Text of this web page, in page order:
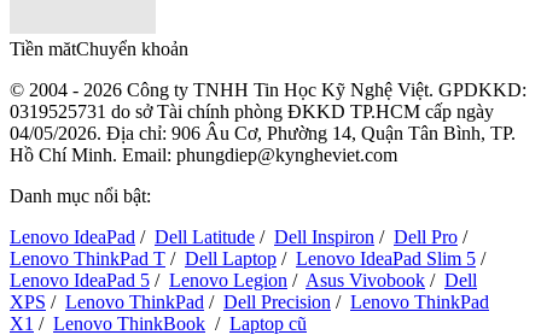
Tiền mătChuyển khoản
© 2004 - 2026 Công ty TNHH Tin Học Kỹ Nghệ Việt. GPDKKD:
0319525731 do sở Tài chính phòng ĐKKD TP.HCM cấp ngày
04/05/2026. Địa chỉ: 906 Âu Cơ, Phường 14, Quận Tân Bình, TP.
Hồ Chí Minh. Email: phungdiep@kyngheviet.com
Danh mục nổi bật:
Lenovo IdeaPad / Dell Latitude / Dell Inspiron / Dell Pro /
Lenovo ThinkPad T / Dell Laptop / Lenovo IdeaPad Slim 5 /
Lenovo IdeaPad 5 / Lenovo Legion / Asus Vivobook / Dell
XPS / Lenovo ThinkPad / Dell Precision / Lenovo ThinkPad
X1 / Lenovo ThinkBook / Laptop cũ